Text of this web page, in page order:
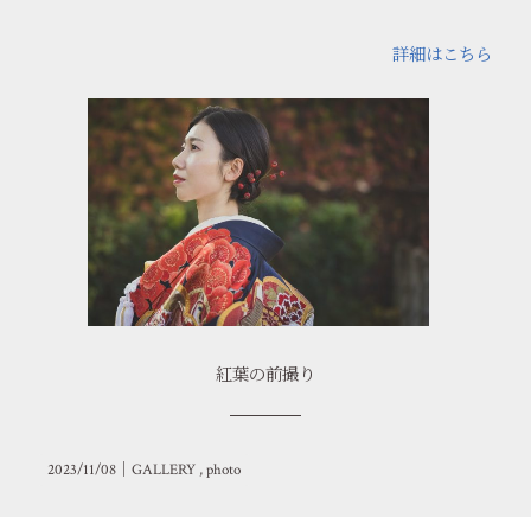
詳細はこちら
紅葉の前撮り
2023/11/08｜GALLERY photo